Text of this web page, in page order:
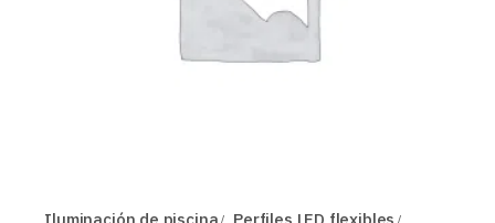
Iluminación de piscina Perfiles LED flexibles